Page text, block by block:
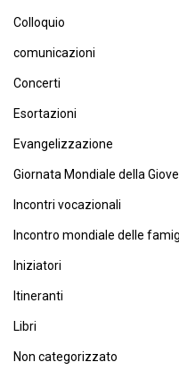
Colloquio
comunicazioni
Concerti
Esortazioni
Evangelizzazione
Giornata Mondiale della
Incontri vocazionali
Incontro mondiale delle
Iniziatori
Itineranti
Libri
Non categorizzato